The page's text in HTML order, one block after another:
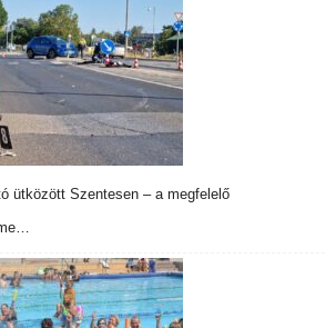
ütközött Szentesen – a megfelelő